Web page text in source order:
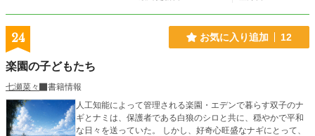
24 お気に入り追加 12
楽園の子どもたち
七瀬菜々
書籍情報
人工知能によって管理される楽園・エデンで暮らす双子のナ
ギとナミは、保護者である白狼のシロと共に、穏やかで平和
な日々を送っていた。 しかし、好奇心旺盛なナギにとって、